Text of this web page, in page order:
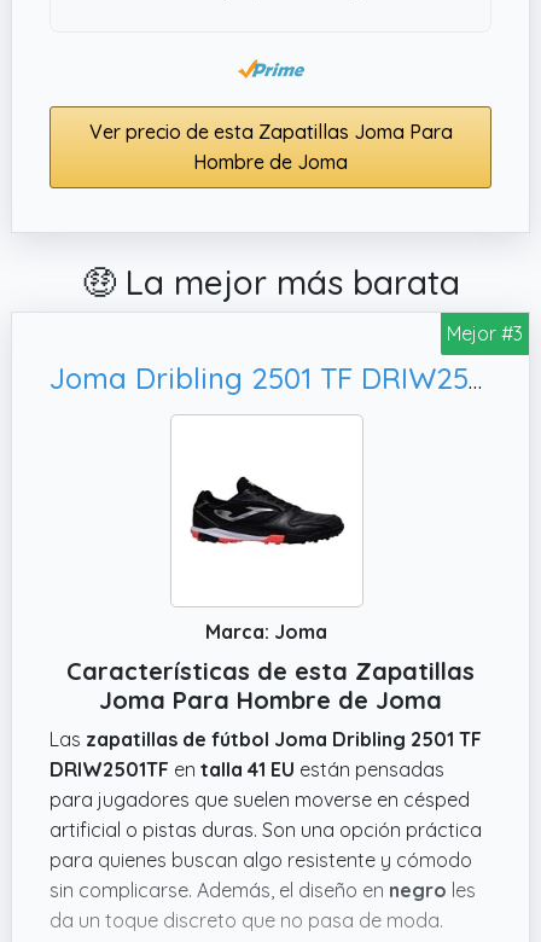
Ver precio de esta Zapatillas Joma Para
Hombre de Joma
🤑 La mejor más barata
Mejor #3
Joma Dribling 2501 TF DRIW2501TF - Zapatillas de fútbol para Hombre, 41 EU
Marca: Joma
Características de esta Zapatillas
Joma Para Hombre de Joma
Las zapatillas de fútbol Joma Dribling 2501 TF
DRIW2501TF en talla 41 EU están pensadas
para jugadores que suelen moverse en césped
artificial o pistas duras. Son una opción práctica
para quienes buscan algo resistente y cómodo
sin complicarse. Además, el diseño en negro les
da un toque discreto que no pasa de moda.